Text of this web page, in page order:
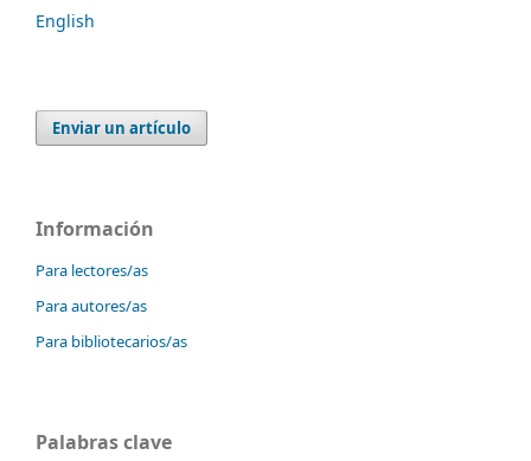
English
Enviar un artículo
Información
Para lectores/as
Para autores/as
Para bibliotecarios/as
Palabras clave